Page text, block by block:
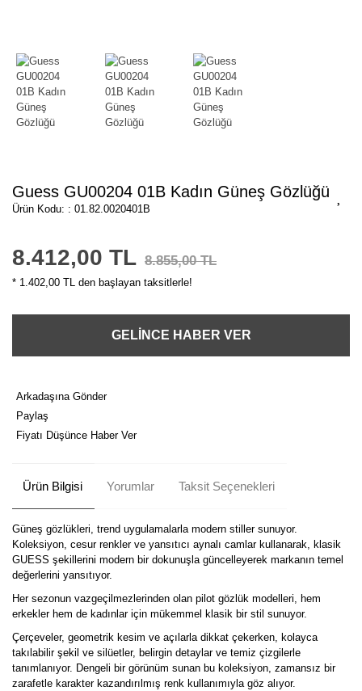
Guess GU00204 01B Kadın Güneş Gözlüğü
Ürün Kodu: : 01.82.0020401B
8.412,00 TL 8.855,00 TL
* 1.402,00 TL den başlayan taksitlerle!
GELİNCE HABER VER
Arkadaşına Gönder
Paylaş
Fiyatı Düşünce Haber Ver
Ürün Bilgisi Yorumlar Taksit Seçenekleri
Güneş gözlükleri, trend uygulamalarla modern stiller sunuyor.
Koleksiyon, cesur renkler ve yansıtıcı aynalı camlar kullanarak, klasik
GUESS şekillerini modern bir dokunuşla güncelleyerek markanın temel
değerlerini yansıtıyor.
Her sezonun vazgeçilmezlerinden olan pilot gözlük modelleri, hem
erkekler hem de kadınlar için mükemmel klasik bir stil sunuyor.
Çerçeveler, geometrik kesim ve açılarla dikkat çekerken, kolayca
takılabilir şekil ve silüetler, belirgin detaylar ve temiz çizgilerle
tanımlanıyor. Dengeli bir görünüm sunan bu koleksiyon, zamansız bir
zarafetle karakter kazandırılmış renk kullanımıyla göz alıyor.